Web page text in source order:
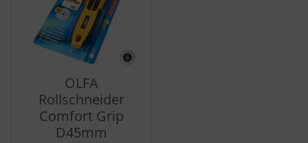
OLFA
Rollschneider
Comfort Grip
D45mm